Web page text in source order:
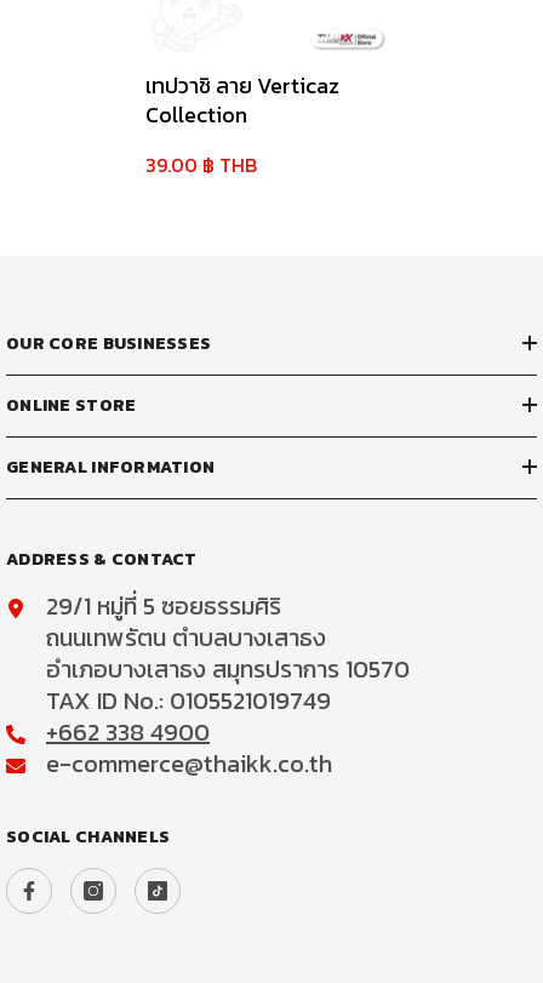
เทปวาชิ ลาย Verticaz
Collection
39.00 ฿ THB
OUR CORE BUSINESSES
ONLINE STORE
GENERAL INFORMATION
ADDRESS & CONTACT
29/1 หมู่ที่ 5 ซอยธรรมศิริ
ถนนเทพรัตน ตำบลบางเสาธง
อำเภอบางเสาธง สมุทรปราการ 10570
TAX ID No.: 0105521019749
+662 338 4900
e-commerce@thaikk.co.th
SOCIAL CHANNELS